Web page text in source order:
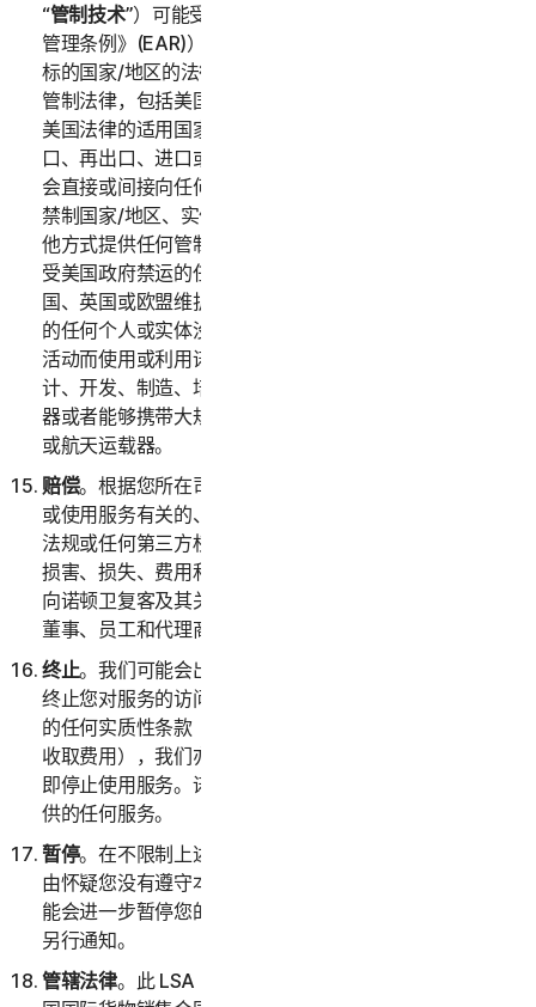
“管制技术”）可能受美国进出口法律（特别是《美国出口
管理条例》(EAR)）以及作为管制技术的进口或再出口目
标的国家/地区的法律的约束。您同意遵守所有相关出口
管制法律，包括美国贸易禁运和制裁及安全规定以及符合
美国法律的适用国家或地区法律，并不会违反美国法律出
口、再出口、进口或以其他方式提供任何管制技术，亦不
会直接或间接向任何需要出口许可证或其他政府批文的受
禁制国家/地区、实体或个人出口、再出口、进口或以其
他方式提供任何管制技术。您证明您不位于或通常居住在
受美国政府禁运的任何国家或地区，并且您未被列入美
国、英国或欧盟维护的任何受限制方名单，或与该名单上
的任何个人或实体没有关联。根据美国法律，禁止因任何
活动而使用或利用诺顿卫复客软件，其中包括但不限于设
计、开发、制造、培训或测试化学武器、生物武器、核武
器或者能够携带大规模杀伤性武器的导弹、无人驾驶飞机
或航天运载器。
赔偿。根据您所在司法辖区的适用法律，您将就与您访问
或使用服务有关的、因您违反本 LSA 或您违反任何法律
法规或任何第三方权利而产生的任何索赔、请求、责任、
损害、损失、费用和开支（包括但不限于合理的律师费）
向诺顿卫复客及其关联公司（及其各自的高级管理人员、
董事、员工和代理商）提供赔偿并使其免受损害。
终止。我们可能会出于任何原因或在不说明原因的情况下
终止您对服务的访问和使用；或者，如果您违反本 LSA
的任何实质性条款（包括我们无法通过您选择的付款方式
收取费用），我们亦会采取相同操作。终止后，您必须立
即停止使用服务。诺顿卫复客可以随时终止作为试用版提
供的任何服务。
暂停。在不限制上述规定的前提下，如果诺顿卫复客有理
由怀疑您没有遵守本 LSA 的任何规定，则诺顿卫复客可
能会进一步暂停您的帐户或您对服务的访问和使用，恕不
另行通知。
管辖法律。此 LSA 以新加坡法律为准。您同意，《联合